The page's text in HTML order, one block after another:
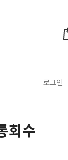
로그인
회수